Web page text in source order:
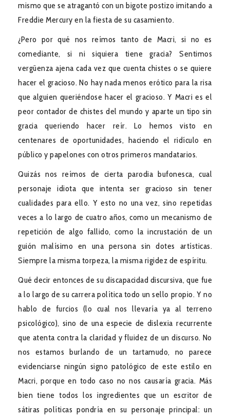
mismo que se atragantó con un bigote postizo imitando a
Freddie Mercury en la fiesta de su casamiento.
¿Pero por qué nos reímos tanto de Macri, si no es
comediante, si ni siquiera tiene gracia? Sentimos
vergüenza ajena cada vez que cuenta chistes o se quiere
hacer el gracioso. No hay nada menos erótico para la risa
que alguien queriéndose hacer el gracioso. Y Macri es el
peor contador de chistes del mundo y aparte un tipo sin
gracia queriendo hacer reír. Lo hemos visto en
centenares de oportunidades, haciendo el ridículo en
público y papelones con otros primeros mandatarios.
Quizás nos reímos de cierta parodia bufonesca, cual
personaje idiota que intenta ser gracioso sin tener
cualidades para ello. Y esto no una vez, sino repetidas
veces a lo largo de cuatro años, como un mecanismo de
repetición de algo fallido, como la incrustación de un
guión malísimo en una persona sin dotes artísticas.
Siempre la misma torpeza, la misma rigidez de espíritu.
Qué decir entonces de su discapacidad discursiva, que fue
a lo largo de su carrera política todo un sello propio. Y no
hablo de furcios (lo cual nos llevaría ya al terreno
psicológico), sino de una especie de dislexia recurrente
que atenta contra la claridad y fluidez de un discurso. No
nos estamos burlando de un tartamudo, no parece
evidenciarse ningún signo patológico de este estilo en
Macri, porque en todo caso no nos causaría gracia. Más
bien tiene todos los ingredientes que un escritor de
sátiras políticas pondría en su personaje principal: un